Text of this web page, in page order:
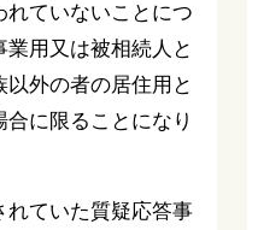
ていないことにつ
用又は被相続人と
外の者の居住用と
に限ることになり
れていた質疑応答事